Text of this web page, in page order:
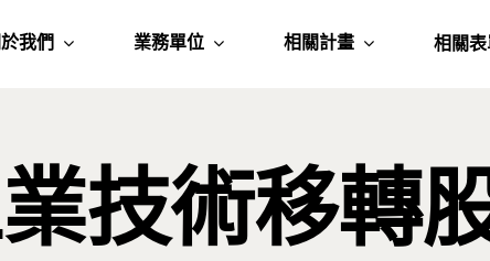
我們 業務單位 相關計畫 相關
技術移轉